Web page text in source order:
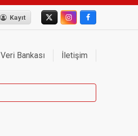
Kayıt
Veri Bankası İletişim